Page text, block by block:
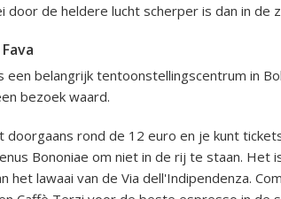
door de heldere lucht scherper is dan in de
een belangrijk tentoonstellingscentrum in
bezoek waard.
doorgaans rond de 12 euro en je kunt
Bononiae om niet in de rij te staan. Het
het lawaai van de Via dell'Indipendenza.